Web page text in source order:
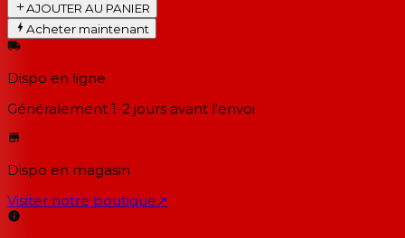
AJOUTER AU PANIER
Acheter maintenant
Dispo en ligne
Généralement 1-2 jours avant l'envoi
Dispo en magasin
Visiter notre boutique↗